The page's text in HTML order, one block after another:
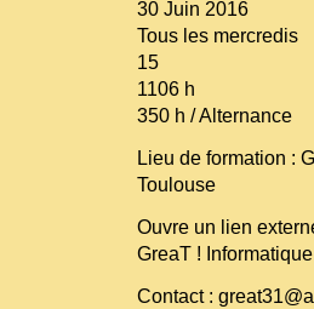
30 Juin 2016
Tous les mercredis
15
1106 h
350 h / Alternance
Lieu de formation :
Toulouse
Ouvre un lien
GreaT !
Contact :